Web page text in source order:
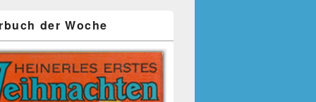
der Woche